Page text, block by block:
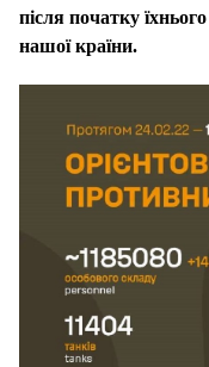
після початку
нашої країни.